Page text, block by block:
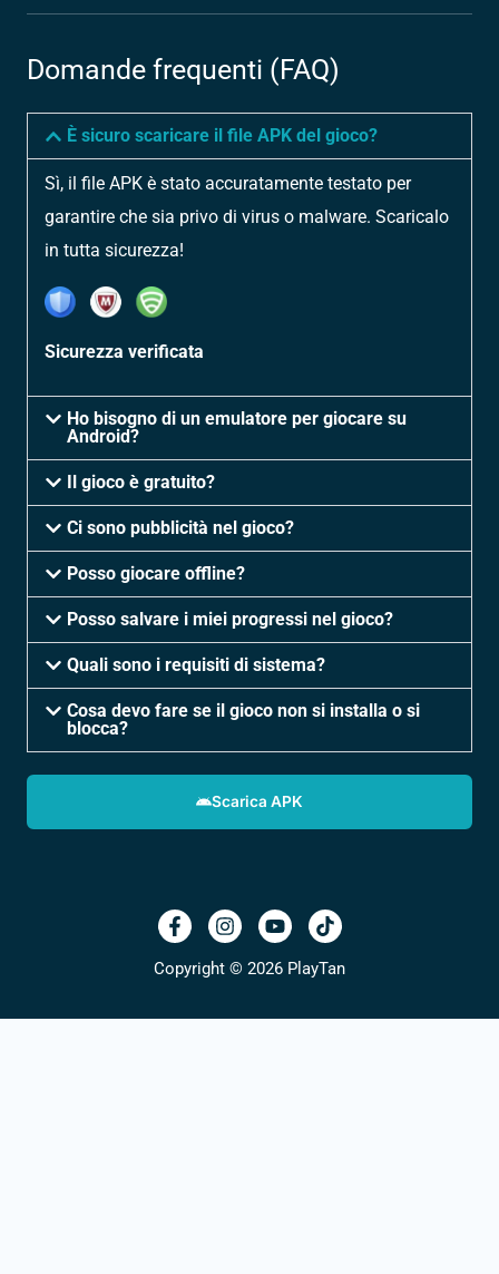
Domande frequenti (FAQ)
È sicuro scaricare il file APK del gioco?
Sì, il file APK è stato accuratamente testato per
garantire che sia privo di virus o malware. Scaricalo
in tutta sicurezza!
Sicurezza verificata
Ho bisogno di un emulatore per giocare su
Android?
Il gioco è gratuito?
Ci sono pubblicità nel gioco?
Posso giocare offline?
Posso salvare i miei progressi nel gioco?
Quali sono i requisiti di sistema?
Cosa devo fare se il gioco non si installa o si
blocca?
Scarica APK
Copyright © 2026 PlayTan